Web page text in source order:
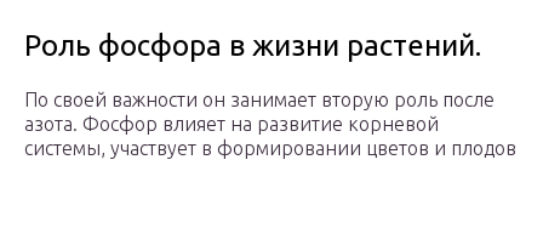
Роль фосфора в жизни растений.
По своей важности он занимает вторую роль после
азота. Фосфор влияет на развитие корневой
системы, участвует в формировании цветов и плодов